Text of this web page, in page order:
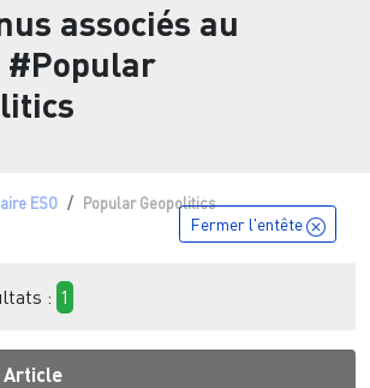
associés au
#Popular
ESO Popular Geopolitics
Fermer l'entête
: 1
Article